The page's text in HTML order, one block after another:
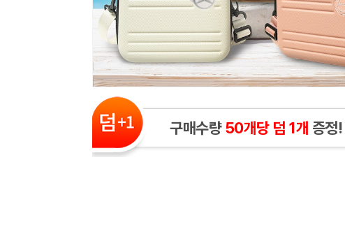
구매수량50개당 덤 1개 증정!